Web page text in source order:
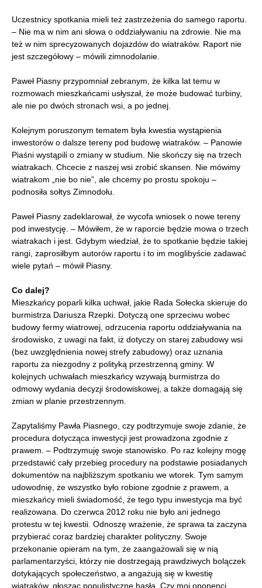
Uczestnicy spotkania mieli też zastrzeżenia do samego raportu.
– Nie ma w nim ani słowa o oddziaływaniu na zdrowie. Nie ma
też w nim sprecyzowanych dojazdów do wiatraków. Raport nie
jest szczegółowy – mówili zimnodolanie.
Paweł Piasny przypomniał zebranym, że kilka lat temu w
rozmowach mieszkańcami usłyszał, że może budować turbiny,
ale nie po dwóch stronach wsi, a po jednej.
Kolejnym poruszonym tematem była kwestia wystąpienia
inwestorów o dalsze tereny pod budowę wiatraków. – Panowie
Piaśni wystąpili o zmiany w studium. Nie skończy się na trzech
wiatrakach. Chcecie z naszej wsi zrobić skansen. Nie mówimy
wiatrakom „nie bo nie”, ale chcemy po prostu spokoju –
podnosiła sołtys Zimnodołu.
Paweł Piasny zadeklarował, że wycofa wniosek o nowe tereny
pod inwestycję. – Mówiłem, że w raporcie będzie mowa o trzech
wiatrakach i jest. Gdybym wiedział, że to spotkanie będzie takiej
rangi, zaprosiłbym autorów raportu i to im moglibyście zadawać
wiele pytań – mówił Piasny.
Co dalej?
Mieszkańcy poparli kilka uchwał, jakie Rada Sołecka skieruje do
burmistrza Dariusza Rzepki. Dotyczą one sprzeciwu wobec
budowy fermy wiatrowej, odrzucenia raportu oddziaływania na
środowisko, z uwagi na fakt, iż dotyczy on starej zabudowy wsi
(bez uwzględnienia nowej strefy zabudowy) oraz uznania
raportu za niezgodny z polityką przestrzenną gminy. W
kolejnych uchwałach mieszkańcy wzywają burmistrza do
odmowy wydania decyzji środowiskowej, a także domagają się
zmian w planie przestrzennym.
Zapytaliśmy Pawła Piasnego, czy podtrzymuje swoje zdanie, że
procedura dotycząca inwestycji jest prowadzona zgodnie z
prawem. – Podtrzymuję swoje stanowisko. Po raz kolejny mogę
przedstawić cały przebieg procedury na podstawie posiadanych
dokumentów na najbliższym spotkaniu we wtorek. Tym samym
udowodnię, że wszystko było robione zgodnie z prawem, a
mieszkańcy mieli świadomość, że tego typu inwestycja ma być
realizowana. Do czerwca 2012 roku nie było ani jednego
protestu w tej kwestii. Odnoszę wrażenie, że sprawa ta zaczyna
przybierać coraz bardziej charakter polityczny. Swoje
przekonanie opieram na tym, że zaangażowali się w nią
parlamentarzyści, którzy nie dostrzegają prawdziwych bolączek
dotykających społeczeństwo, a angażują się w kwestię
wiatraków, głosząc populistyczne hasła. Czy moi oponenci